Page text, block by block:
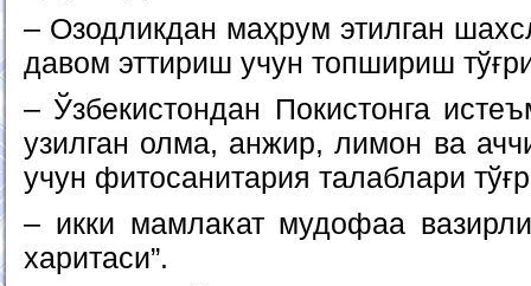
– Озодликдан маҳрум этилган
давом эттириш учун топшириш
– Ўзбекистондан Покистонга
узилган олма, анжир, лимон ва
учун фитосанитария талаблари
– икки мамлакат мудофаа
харитаси”.